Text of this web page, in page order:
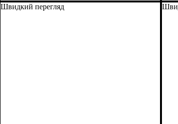
Швидкий перегляд